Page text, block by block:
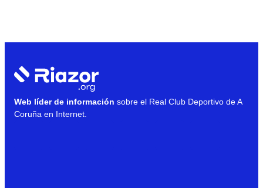
Web líder de información sobre el Real Club Deportivo de A
Coruña en Internet.